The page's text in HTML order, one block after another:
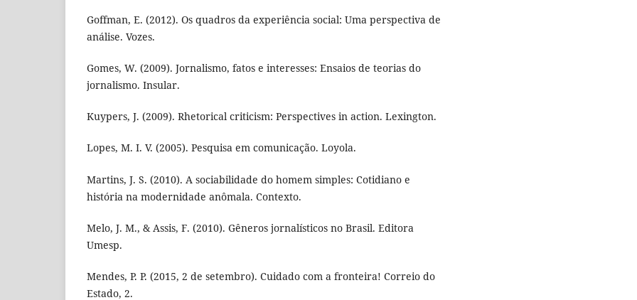
Goffman, E. (2012). Os quadros da experiência social: Uma perspectiva de
análise. Vozes.
Gomes, W. (2009). Jornalismo, fatos e interesses: Ensaios de teorias do
jornalismo. Insular.
Kuypers, J. (2009). Rhetorical criticism: Perspectives in action. Lexington.
Lopes, M. I. V. (2005). Pesquisa em comunicação. Loyola.
Martins, J. S. (2010). A sociabilidade do homem simples: Cotidiano e
história na modernidade anômala. Contexto.
Melo, J. M., & Assis, F. (2010). Gêneros jornalísticos no Brasil. Editora
Umesp.
Mendes, P. P. (2015, 2 de setembro). Cuidado com a fronteira! Correio do
Estado, 2.